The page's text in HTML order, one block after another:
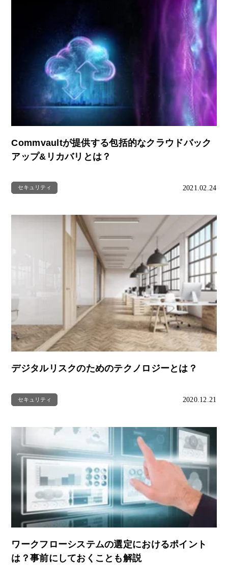
Commvaultが提供する包括的なクラウドバック
アップ&リカバリとは？
セキュリティ 2021.02.24
デジタルリスクのためのテクノロジーとは？
セキュリティ 2020.12.21
ワークフローシステムの選定におけるポイント
は？事前にしておくことも解説